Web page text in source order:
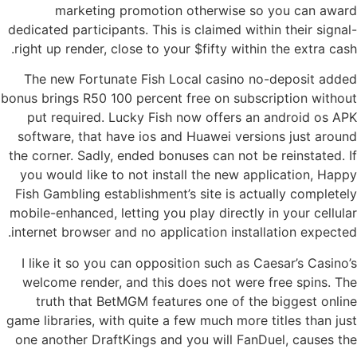
marketing promotion otherwise so you can award
dedicated participants. This is claimed within their signal-
right up render, close to your $fifty within the extra cash.
The new Fortunate Fish Local casino no-deposit added
bonus brings R50 100 percent free on subscription without
put required. Lucky Fish now offers an android os APK
software, that have ios and Huawei versions just around
the corner. Sadly, ended bonuses can not be reinstated. If
you would like to not install the new application, Happy
Fish Gambling establishment’s site is actually completely
mobile-enhanced, letting you play directly in your cellular
internet browser and no application installation expected.
I like it so you can opposition such as Caesar’s Casino’s
welcome render, and this does not were free spins. The
truth that BetMGM features one of the biggest online
game libraries, with quite a few much more titles than just
one another DraftKings and you will FanDuel, causes the